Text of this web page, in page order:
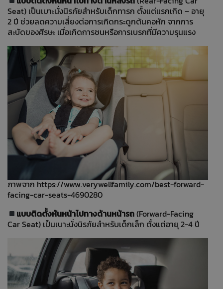
Seat) เป็นเบาะนั่งนิรภัยสำหรับเด็กทารก ตั้งแต่แรกเกิด – อายุ
2 ปี ช่วยลดความเสี่ยงต่อการเกิดกระดูกต้นคอหัก จากการ
สะบัดของศีรษะ เมื่อเกิดการชนหรือการเบรกที่มีความรุนแรง
ภาพจาก https://www.verywellfamily.com/best-forward-
facing-car-seats-4690280
แบบติดตั้งหันหน้าไปทางด้านหน้ารถ (Forward-Facing
Car Seat) เป็นเบาะนั่งนิรภัยสำหรับเด็กเล็ก ตั้งแต่อายุ 2-4 ปี